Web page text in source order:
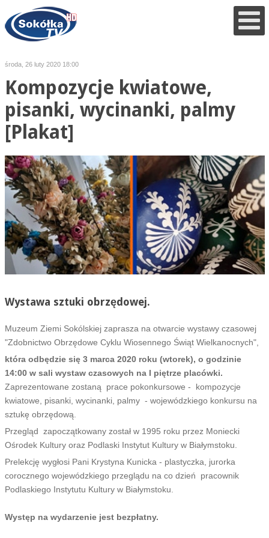
środa, 26 luty 2020 18:00
Kompozycje kwiatowe,
pisanki, wycinanki, palmy
[Plakat]
Wystawa sztuki obrzędowej.
Muzeum Ziemi Sokólskiej zaprasza na otwarcie wystawy czasowej
"Zdobnictwo Obrzędowe Cyklu Wiosennego Świąt Wielkanocnych",
która odbędzie się 3 marca 2020 roku (wtorek), o godzinie
14:00 w sali wystaw czasowych na I piętrze placówki.
Zaprezentowane zostaną prace pokonkursowe - kompozycje
kwiatowe, pisanki, wycinanki, palmy - wojewódzkiego konkursu na
sztukę obrzędową.
Przegląd zapoczątkowany został w 1995 roku przez Moniecki
Ośrodek Kultury oraz Podlaski Instytut Kultury w Białymstoku.
Prelekcję wygłosi Pani Krystyna Kunicka - plastyczka, jurorka
corocznego wojewódzkiego przeglądu na co dzień pracownik
Podlaskiego Instytutu Kultury w Białymstoku.
Występ na wydarzenie jest bezpłatny.